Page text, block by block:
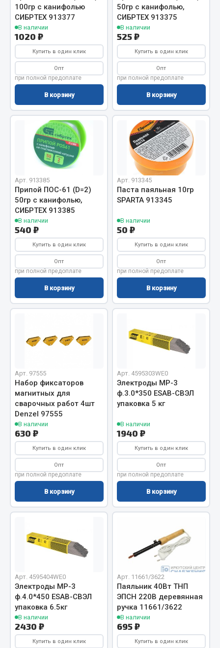
Весь раздел
Запчасти МАЗ
Система питания
Подвеска
Тормозная система
Двери
Окно ветровое
Двигатель
Электрооборудование
Показать ещё
Весь раздел
Запчасти Урал
Двигатель
Мост задний
Система питания
Система охлаждения
Сцепление
Показать ещё
Запчасти ЯМЗ
Двигатель
Система питания
Система выпуска газа
Система охлаждения
Коробка передач
Рулевое управление
Тормозная система
Показать ещё
Весь раздел
Тормозная система
Двигатель
Подвеска
Система питания
Система выпуска газа
100гр с канифолью
СИБРТЕХ 913377
В наличии
1020 ₽
Купить в один клик
Опт
при полной предоплате
В корзину
50гр с канифолью,
СИБРТЕХ 913375
В наличии
525 ₽
Купить в один клик
Опт
при полной предоплате
В корзину
Арт. 913385
Припой ПОС-61 (D=2)
50гр с канифолью,
СИБРТЕХ 913385
В наличии
540 ₽
Купить в один клик
Опт
при полной предоплате
В корзину
Арт. 913345
Паста паяльная 10гр
SPARTA 913345
В наличии
50 ₽
Купить в один клик
Опт
при полной предоплате
В корзину
Арт. 97555
Набор фиксаторов
магнитных для
сварочных работ 4шт
Denzel 97555
В наличии
630 ₽
Купить в один клик
Опт
при полной предоплате
В корзину
Арт. 4595303WE0
Электроды МР-3
ф.3.0*350 ЕSAB-СВЭЛ
упаковка 5 кг
В наличии
1940 ₽
Купить в один клик
Опт
при полной предоплате
В корзину
Арт. 4595404WE0
Электроды МР-3
ф.4.0*450 ЕSAB-СВЭЛ
упаковка 6.5кг
В наличии
2430 ₽
Купить в один клик
Арт. 11661/3622
Паяльник 40Вт ТНП
ЭПСН 220В деревянная
ручка 11661/3622
В наличии
695 ₽
Купить в один клик